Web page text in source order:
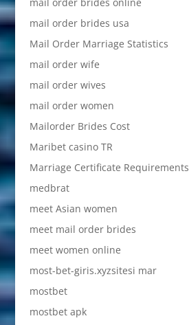
mail order brides online
mail order brides usa
Mail Order Marriage Statistics
mail order wife
mail order wives
mail order women
Mailorder Brides Cost
Maribet casino TR
Marriage Certificate Requirements
medbrat
meet Asian women
meet mail order brides
meet women online
most-bet-giris.xyzsitesi mar
mostbet
mostbet apk